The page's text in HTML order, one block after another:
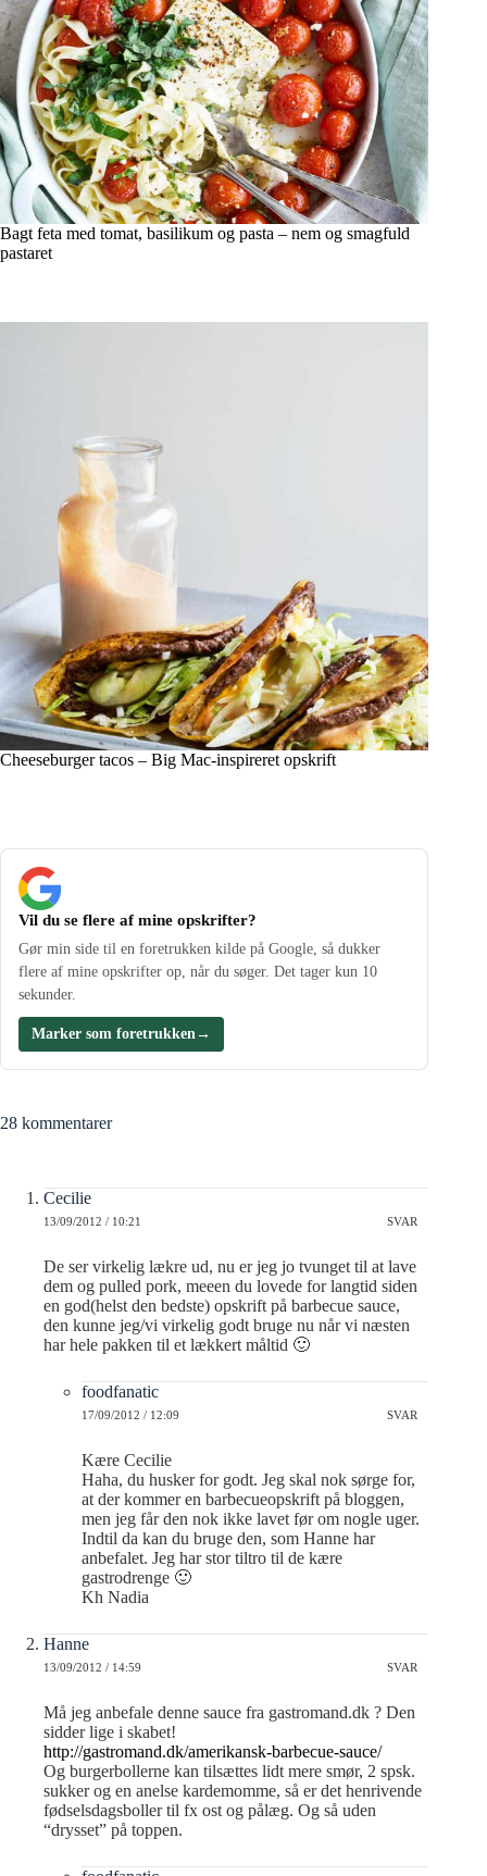
Bagt feta med tomat, basilikum og pasta – nem og smagfuld
pastaret
Cheeseburger tacos – Big Mac-inspireret opskrift
Vil du se flere af mine opskrifter?
Gør min side til en foretrukken kilde på Google, så dukker
flere af mine opskrifter op, når du søger. Det tager kun 10
sekunder.
Marker som foretrukken →
28 kommentarer
Cecilie
13/09/2012 / 10:21 SVAR
De ser virkelig lækre ud, nu er jeg jo tvunget til at lave
dem og pulled pork, meeen du lovede for langtid siden
en god(helst den bedste) opskrift på barbecue sauce,
den kunne jeg/vi virkelig godt bruge nu når vi næsten
har hele pakken til et lækkert måltid 🙂
foodfanatic
17/09/2012 / 12:09 SVAR
Kære Cecilie
Haha, du husker for godt. Jeg skal nok sørge for,
at der kommer en barbecueopskrift på bloggen,
men jeg får den nok ikke lavet før om nogle uger.
Indtil da kan du bruge den, som Hanne har
anbefalet. Jeg har stor tiltro til de kære
gastrodrenge 🙂
Kh Nadia
Hanne
13/09/2012 / 14:59 SVAR
Må jeg anbefale denne sauce fra gastromand.dk ? Den
sidder lige i skabet!
http://gastromand.dk/amerikansk-barbecue-sauce/
Og burgerbollerne kan tilsættes lidt mere smør, 2 spsk.
sukker og en anelse kardemomme, så er det henrivende
fødselsdagsboller til fx ost og pålæg. Og så uden
“drysset” på toppen.